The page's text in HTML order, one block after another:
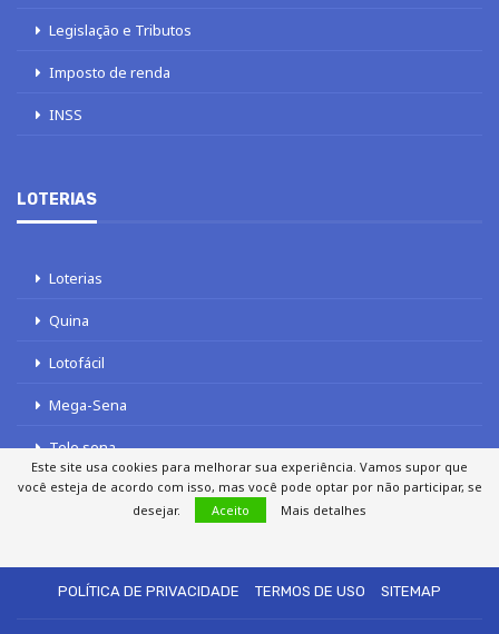
Legislação e Tributos
Imposto de renda
INSS
LOTERIAS
Loterias
Quina
Lotofácil
Mega-Sena
Tele sena
POLÍTICA DE PRIVACIDADE
TERMOS DE USO SITEMAP
Este site usa cookies para melhorar sua experiência. Vamos supor que
você esteja de acordo com isso, mas você pode optar por não participar, se
desejar.
Aceito Mais detalhes